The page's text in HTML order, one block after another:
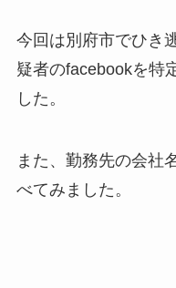
今回は別府市でひき
疑者のfacebookを特
した。
また、勤務先の会社
べてみました。